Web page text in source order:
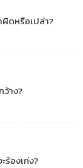
ดหรือเปล่า?
าง?
ร้องเก่ง?